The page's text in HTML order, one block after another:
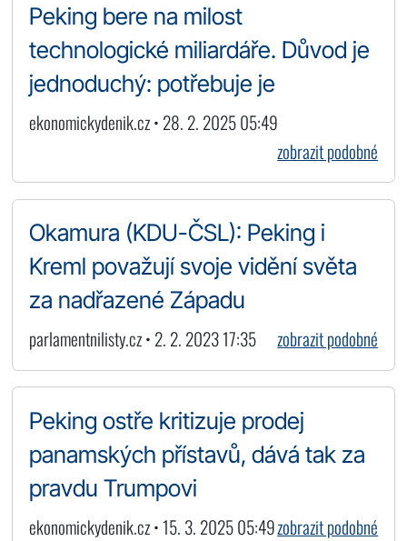
Peking bere na milost
technologické miliardáře. Důvod je
jednoduchý: potřebuje je
ekonomickydenik.cz • 28. 2. 2025 05:49
zobrazit podobné
Okamura (KDU-ČSL): Peking i
Kreml považují svoje vidění světa
za nadřazené Západu
parlamentnilisty.cz • 2. 2. 2023 17:35 zobrazit podobné
Peking ostře kritizuje prodej
panamských přístavů, dává tak za
pravdu Trumpovi
ekonomickydenik.cz • 15. 3. 2025 05:49zobrazit podobné